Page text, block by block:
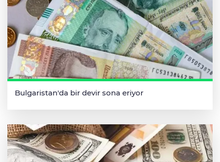
Bulgaristan'da bir devir sona eriyor